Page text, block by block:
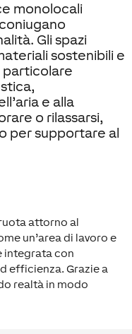
monolocali
Gli spazi
sostenibili e
particolare
e alla
o rilassarsi,
per supportare al
attorno al
un’area di lavoro e
integrata con
efficienza. Grazie a
realtà in modo